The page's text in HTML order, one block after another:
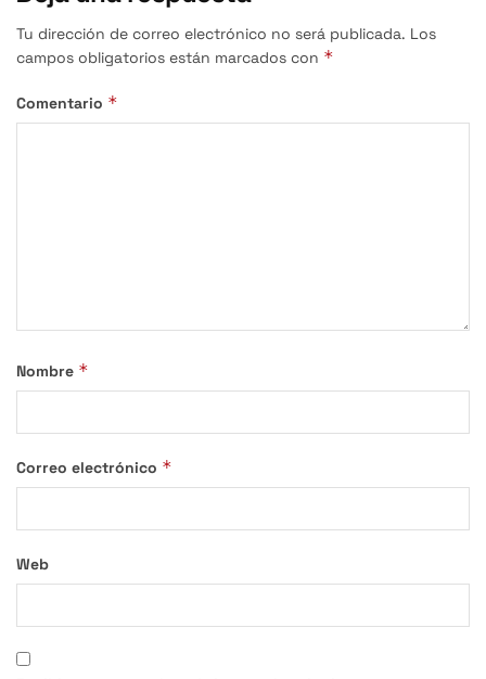
Tu dirección de correo electrónico no será publicada. Los
campos obligatorios están marcados con *
Comentario *
Nombre *
Correo electrónico *
Web